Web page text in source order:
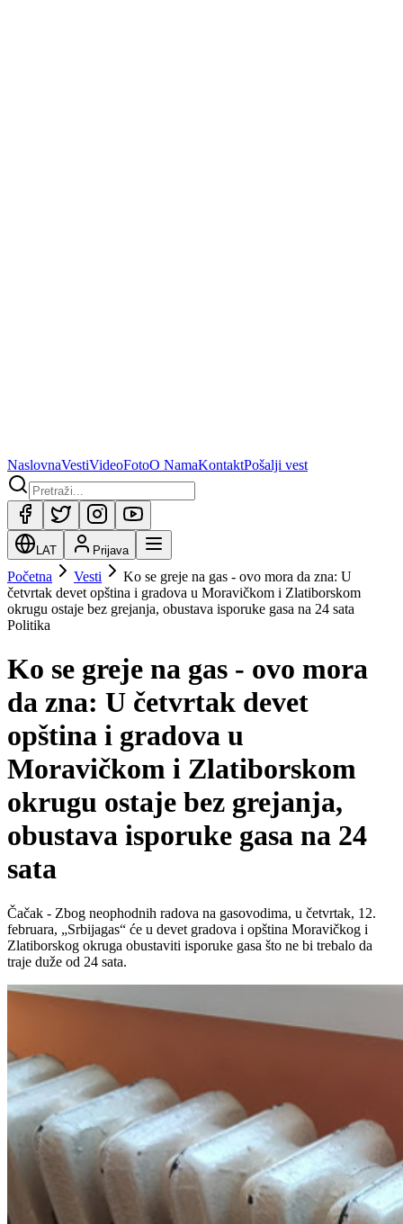
NaslovnaVestiVideoFotoO NamaKontaktPošalji vest
LAT Prijava
Početna Vesti
Ko se greje na gas - ovo mora da zna: U
četvrtak devet opština i gradova u Moravičkom i Zlatiborskom
okrugu ostaje bez grejanja, obustava isporuke gasa na 24 sata
Politika
Ko se greje na gas - ovo mora
da zna: U četvrtak devet
opština i gradova u
Moravičkom i Zlatiborskom
okrugu ostaje bez grejanja,
obustava isporuke gasa na 24
sata
Čačak - Zbog neophodnih radova na gasovodima, u četvrtak, 12.
februara, „Srbijagas“ će u devet gradova i opština Moravičkog i
Zlatiborskog okruga obustaviti isporuke gasa što ne bi trebalo da
traje duže od 24 sata.